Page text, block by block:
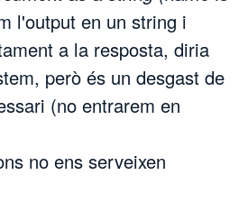
l'output en un string i
a la resposta, diria
però és un desgast de
(no entrarem en
no ens serveixen